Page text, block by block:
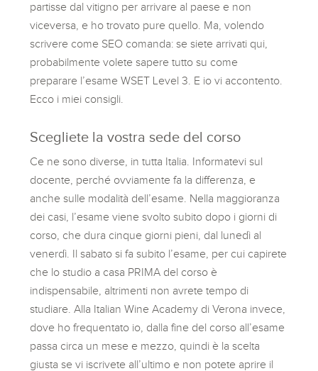
partisse dal vitigno per arrivare al paese e non
viceversa, e ho trovato pure quello. Ma, volendo
scrivere come SEO comanda: se siete arrivati qui,
probabilmente volete sapere tutto su come
preparare l’esame WSET Level 3. E io vi accontento.
Ecco i miei consigli.
Scegliete la vostra sede del corso
Ce ne sono diverse, in tutta Italia. Informatevi sul
docente, perché ovviamente fa la differenza, e
anche sulle modalità dell’esame. Nella maggioranza
dei casi, l’esame viene svolto subito dopo i giorni di
corso, che dura cinque giorni pieni, dal lunedì al
venerdì. Il sabato si fa subito l’esame, per cui capirete
che lo studio a casa PRIMA del corso è
indispensabile, altrimenti non avrete tempo di
studiare. Alla Italian Wine Academy di Verona invece,
dove ho frequentato io, dalla fine del corso all’esame
passa circa un mese e mezzo, quindi è la scelta
giusta se vi iscrivete all’ultimo e non potete aprire il